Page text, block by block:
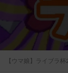
【ウマ娘】ライブラ